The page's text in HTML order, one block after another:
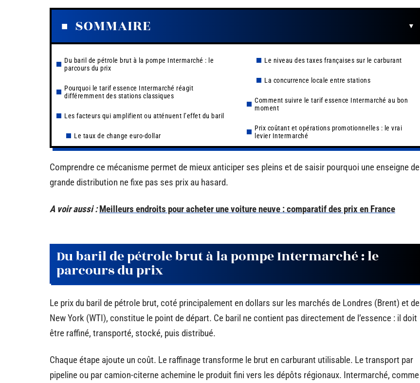
SOMMAIRE
Du baril de pétrole brut à la pompe Intermarché : le
parcours du prix
Pourquoi le tarif essence Intermarché réagit
différemment des stations classiques
Les facteurs qui amplifient ou atténuent l’effet du baril
Le taux de change euro-dollar
Le niveau des taxes françaises sur le carburant
La concurrence locale entre stations
Comment suivre le tarif essence Intermarché au bon
moment
Prix coûtant et opérations promotionnelles : le vrai
levier Intermarché
Comprendre ce mécanisme permet de mieux anticiper ses pleins et de saisir pourquoi une enseigne de
grande distribution ne fixe pas ses prix au hasard.
A voir aussi : Meilleurs endroits pour acheter une voiture neuve : comparatif des prix en France
Du baril de pétrole brut à la pompe Intermarché : le
parcours du prix
Le prix du baril de pétrole brut, coté principalement en dollars sur les marchés de Londres (Brent) et de
New York (WTI), constitue le point de départ. Ce baril ne contient pas directement de l’essence : il doit
être raffiné, transporté, stocké, puis distribué.
Chaque étape ajoute un coût. Le raffinage transforme le brut en carburant utilisable. Le transport par
pipeline ou par camion-citerne achemine le produit fini vers les dépôts régionaux. Intermarché, comme